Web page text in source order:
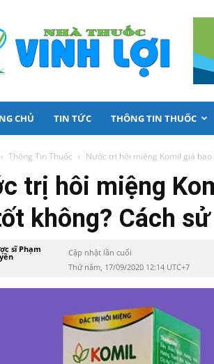
CHỦ TIN TỨC THÔNG TIN THUỐC
Thông Tin Thuốc Nước trị hôi miệng Komil giá bao
trị hôi miệng
không? Cách
sĩ Phạm
Cập nhật lần cuối
Thứ năm, 17/09/2020 12:14 UTC+7